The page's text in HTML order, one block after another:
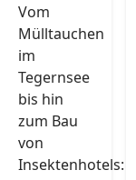
Vom
Mülltauchen
im
Tegernsee
bis hin
zum Bau
von
Insektenhotels: